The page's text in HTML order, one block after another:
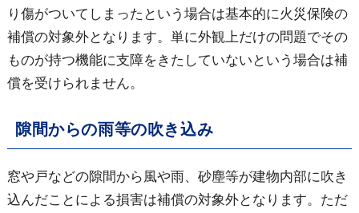
り傷がついてしまったという場合は基本的に火災保険の
補償の対象外となります。単に外観上だけの問題でその
ものが持つ機能に支障をきたしていないという場合は補
償を受けられません。
隙間からの雨等の吹き込み
窓や戸などの隙間から風や雨、砂塵等が建物内部に吹き
込んだことによる損害は補償の対象外となります。ただ